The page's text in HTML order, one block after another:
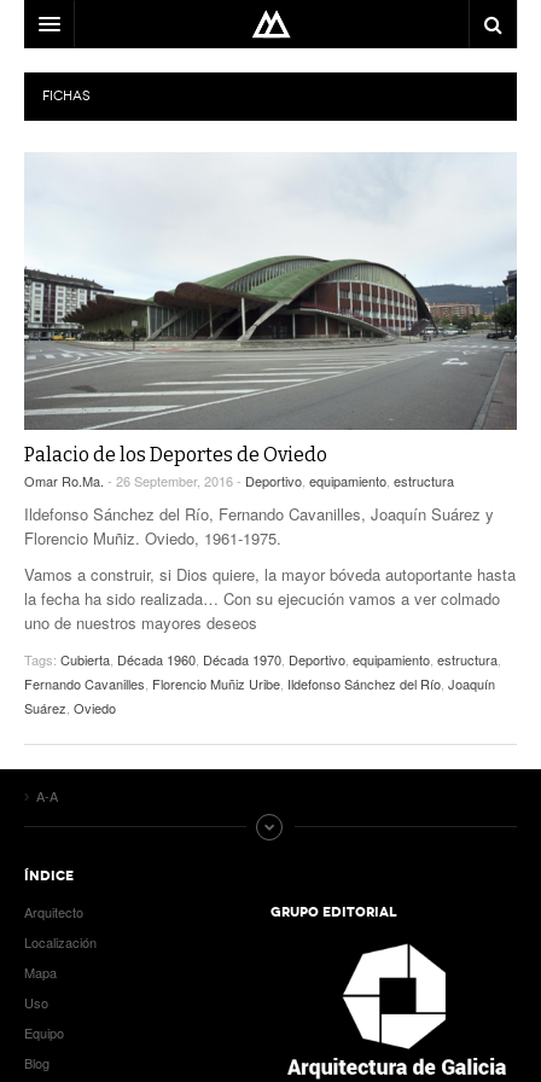
ARQUITECTO
LOCALIZACIÓN
EQUIPO
BLOG
CONTACTO
FICHAS
Palacio de los Deportes de Oviedo
Omar Ro.Ma. - 26 September, 2016 - Deportivo equipamiento estructura
Ildefonso Sánchez del Río, Fernando Cavanilles, Joaquín Suárez y
Florencio Muñiz. Oviedo, 1961-1975.
Vamos a construir, si Dios quiere, la mayor bóveda autoportante hasta
la fecha ha sido realizada… Con su ejecución vamos a ver colmado
uno de nuestros mayores deseos
Tags: Cubierta Década 1960 Década 1970 Deportivo equipamiento estructura
Fernando Cavanilles Florencio Muñiz Uribe Ildefonso Sánchez del Río Joaquín
Suárez Oviedo
A-A
ÍNDICE
Arquitecto
Localización
Mapa
Uso
Equipo
Blog
GRUPO EDITORIAL